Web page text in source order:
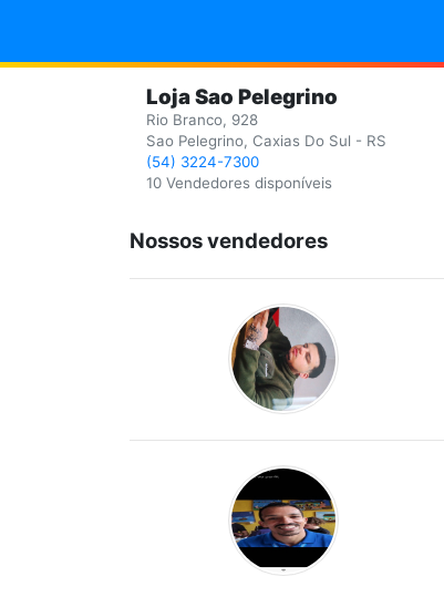
Loja Sao Pelegrino
Rio Branco, 928
Sao Pelegrino, Caxias Do Sul - RS
(54) 3224-7300
10 Vendedores disponíveis
Nossos vendedores